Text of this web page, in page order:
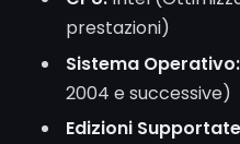
prestazioni)
Sistema Operativo:
2004 e successive)
Edizioni